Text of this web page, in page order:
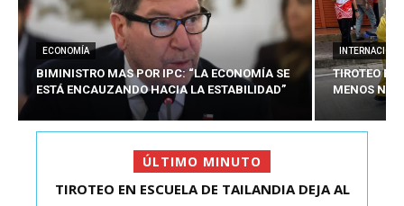
ECONOMÍA
BIMINISTRO MAS POR IPC: “LA ECONOMÍA SE
ESTÁ ENCAUZANDO HACIA LA ESTABILIDAD”
TIROTEO
MENOS
ÚLTIMO MINUTO
HARBOE: “LO QUE SE REQUIERE AHORA ES HACER
TIROTEO EN ESCUELA DE TAILANDIA DEJA AL